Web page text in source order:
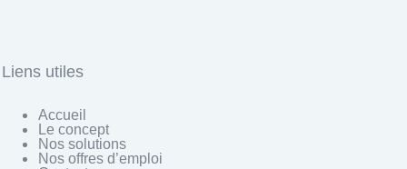
Liens utiles
Accueil
Le concept
Nos solutions
Nos offres d’emploi